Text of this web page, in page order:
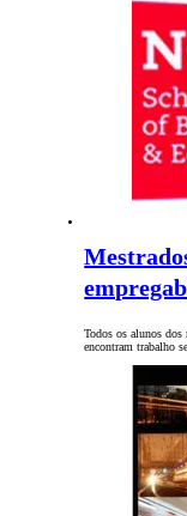
Todos os alunos
encontram trabalho